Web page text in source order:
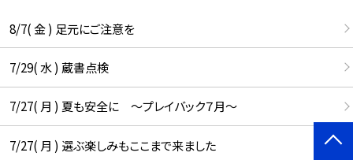
8/7( 金 ) 足元にご注意を
7/29( 水 ) 蔵書点検
7/27( 月 ) 夏も安全に ～プレイバック７月～
7/27( 月 ) 選ぶ楽しみもここまで来ました